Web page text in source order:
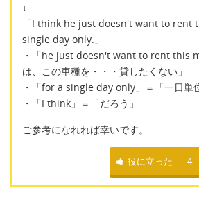
↓
「I think he just doesn't want to rent
single day only.」
・「he just doesn't want to rent this
は、この車種を・・・貸したくない」
・「for a single day only」＝「一日単
・「I think」＝「だろう」
ご参考になれれば幸いです。
役に立った 4